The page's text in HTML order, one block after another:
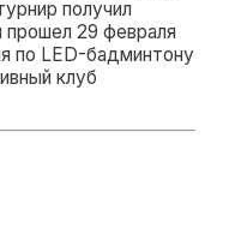
получил
прошел 29 февраля
по LED-бадминтону
клуб